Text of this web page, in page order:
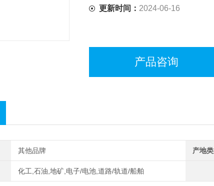
更新时间： 2024-06-16
产品咨询
其他品牌 产地类
化工,石油,地矿,电子/电池,道路/轨道/船舶